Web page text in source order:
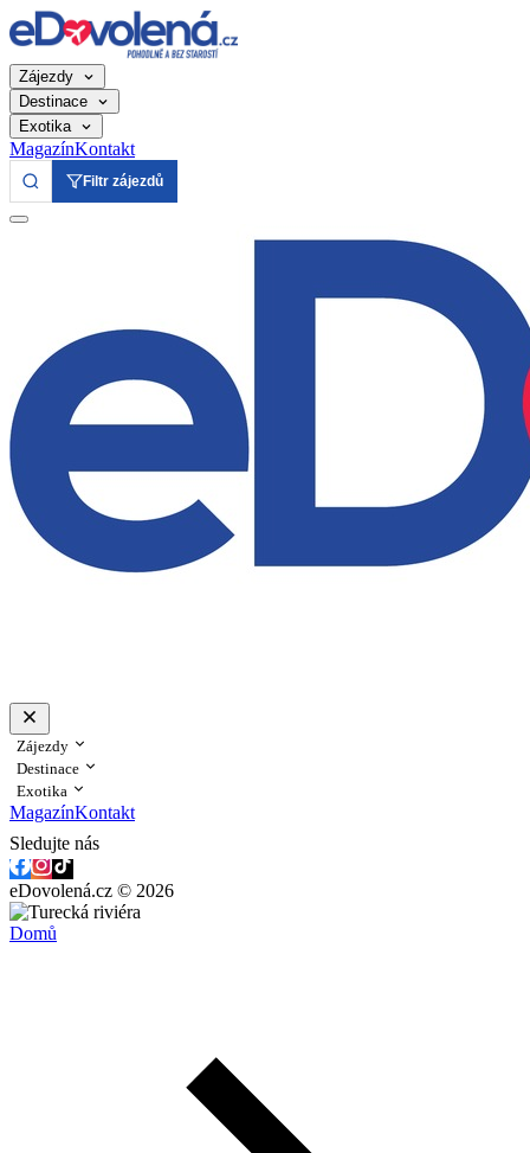
Zájezdy
Destinace
Exotika
MagazínKontakt
Filtr zájezdů
Zájezdy
Destinace
Exotika
MagazínKontakt
Sledujte nás
eDovolená.cz © 2026
Domů